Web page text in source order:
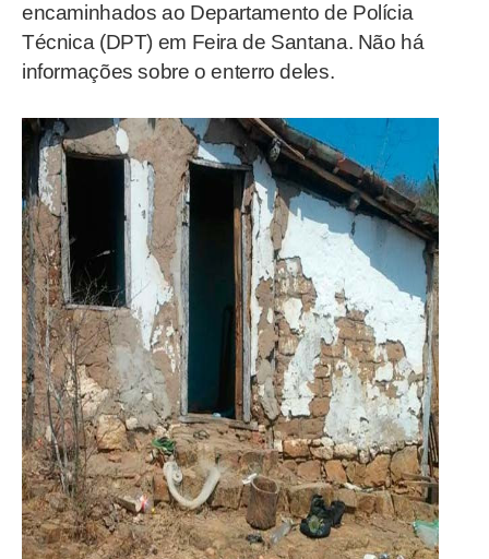
encaminhados ao Departamento de Polícia
Técnica (DPT) em Feira de Santana. Não há
informações sobre o enterro deles.